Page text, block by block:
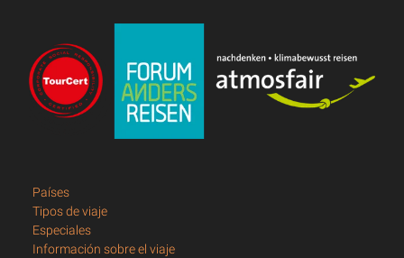
Países
Tipos de viaje
Especiales
Información sobre el viaje